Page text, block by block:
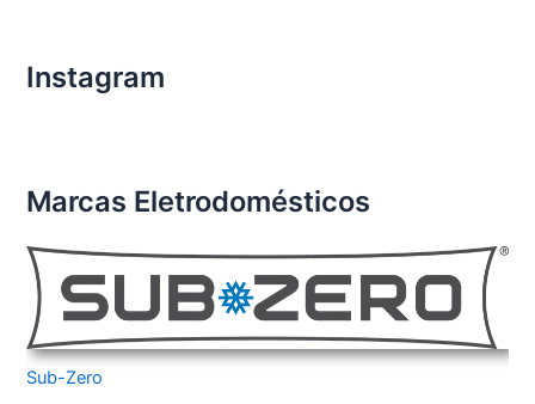
Instagram
Marcas Eletrodomésticos
Sub-Zero